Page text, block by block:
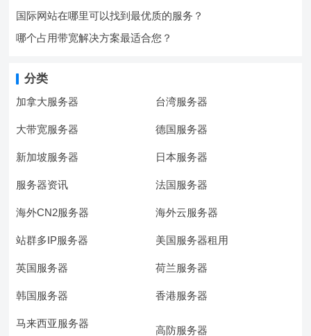
国际网站在哪里可以找到最优质的服务？
哪个占用带宽解决方案最适合您？
分类
加拿大服务器 台湾服务器
大带宽服务器 德国服务器
新加坡服务器 日本服务器
服务器资讯 法国服务器
海外CN2服务器 海外云服务器
站群多IP服务器 美国服务器租用
英国服务器 荷兰服务器
韩国服务器 香港服务器
马来西亚服务器
高防服务器